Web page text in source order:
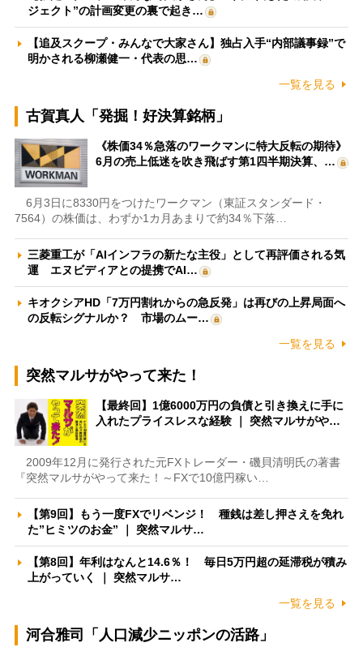
ジェクト”の計画変更の裏で起き…
【追及スクープ・みんなで大家さん】独占入手“内部議事録”で
明かされる柳瀬健一・代表の思…
一覧を見る
古賀真人「発掘！好決算銘柄」
《株価34％急落のワークマンに特大反転の期待》
6月の売上低迷を吹き飛ばす第1四半期決算、…
6月3日に8330円をつけたワークマン（東証スタンダード・
7564）の株価は、わずか1カ月あまりで約34％下落…
三菱重工が「AIインフラの新たな主役」として再評価される気
運 エヌビディアとの提携でAI…
キオクシアHD「7万円割れからの急反発」は再びの上昇局面へ
の反転シグナルか？ 市場のムー…
一覧を見る
突然マルサがやって来た！
【最終回】1億6000万円の負債と引き換えに手に
入れたプライスレスな経験 ｜ 突然マルサがや…
2009年12月に発行された元FXトレーダー・磯貝清明氏の著書
『突然マルサがやって来た！～FXで10億円稼い…
【第9回】もう一度FXでリベンジ！ 種銭は差し押さえを免れ
た”ヒミツのお金” ｜ 突然マルサ…
【第8回】年利はなんと14.6％！ 毎日5万円超の延滞税が積み
上がっていく ｜ 突然マルサ…
一覧を見る
河合雅司「人口減少ニッポンの活路」